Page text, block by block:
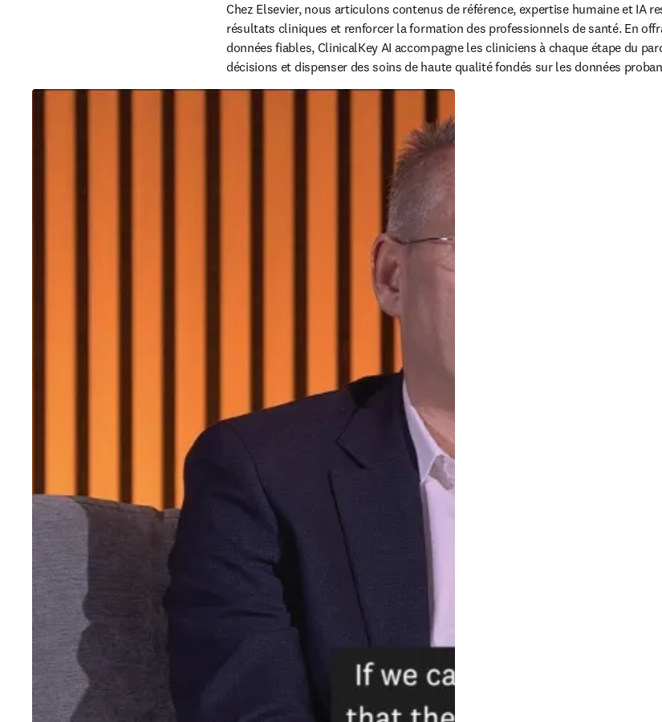
Chez Elsevier, nous articulons contenus de référence, expertise humaine et IA
résultats cliniques et renforcer la formation des professionnels de santé. En
données fiables, ClinicalKey AI accompagne les cliniciens à chaque étape du
décisions et dispenser des soins de haute qualité fondés sur les données